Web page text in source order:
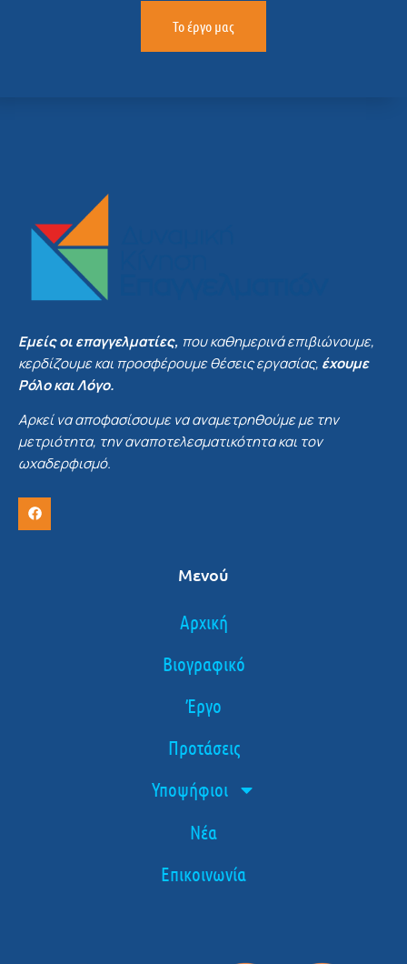
Το έργο μας
Εμείς οι επαγγελματίες, που καθημερινά επιβιώνουμε,
κερδίζουμε και προσφέρουμε θέσεις εργασίας, έχουμε
Ρόλο και Λόγο.
Αρκεί να αποφασίσουμε να αναμετρηθούμε με την
μετριότητα, την αναποτελεσματικότητα και τον
ωχαδερφισμό.
Μενού
Αρχική
Βιογραφικό
Έργο
Προτάσεις
Υποψήφιοι
Νέα
Επικοινωνία